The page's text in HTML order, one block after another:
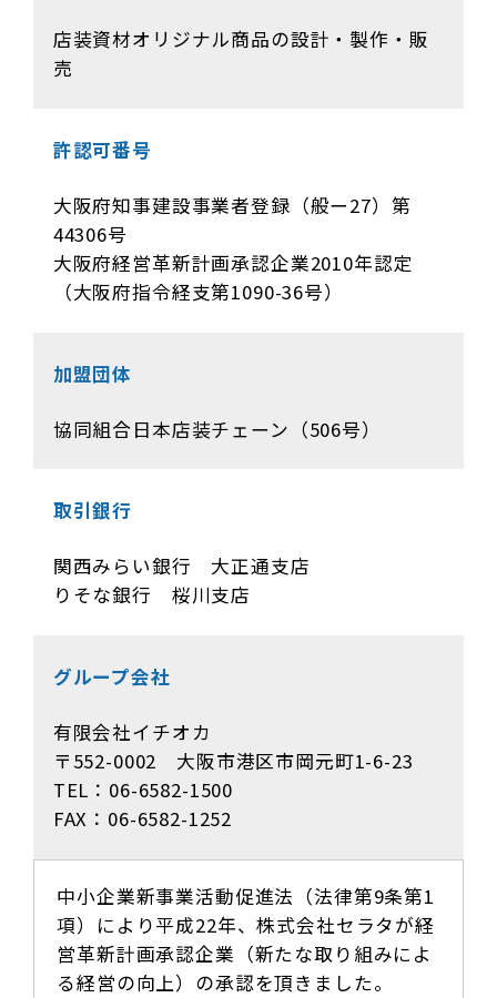
店装資材オリジナル商品の設計・製作・販
売
許認可番号
大阪府知事建設事業者登録（般ー27）第
44306号
大阪府経営革新計画承認企業2010年認定
（大阪府指令経支第1090-36号）
加盟団体
協同組合日本店装チェーン（506号）
取引銀行
関西みらい銀行 大正通支店
りそな銀行 桜川支店
グループ会社
有限会社イチオカ
〒552-0002 大阪市港区市岡元町1-6-23
TEL： 06-6582-1500
FAX：06-6582-1252
中小企業新事業活動促進法（法律第9条第1
項）により平成22年、株式会社セラタが経
営革新計画承認企業（新たな取り組みによ
る経営の向上）の承認を頂きました。